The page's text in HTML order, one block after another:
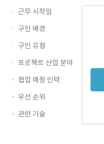
근무 시작일
구인 배경
구인 유형
프로젝트 산업 분야
협업 예정 인력
우선 순위
관련 기술